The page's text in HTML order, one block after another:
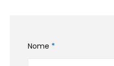
Nome *